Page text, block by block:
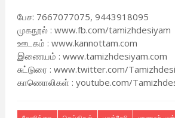
பேச: 7667077075, 9443918095
முகநூல் : www.fb.com/tamizhdesiyam
ஊடகம் : www.kannottam.com
இணையம் : www.tamizhdesiyam.com
சுட்டுரை : www.twitter.com/
காணொலிகள் : youtube.com/